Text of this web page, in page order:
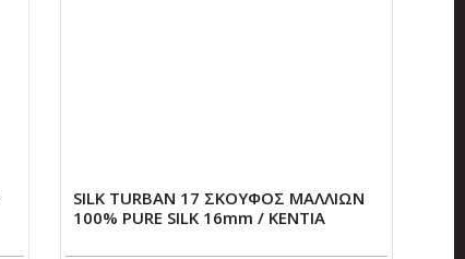
SILK TURBAN 17 ΣΚΟΥΦΟΣ ΜΑΛΛΙΩΝ
100% PURE SILK 16mm / ΚΕΝΤΙΑ